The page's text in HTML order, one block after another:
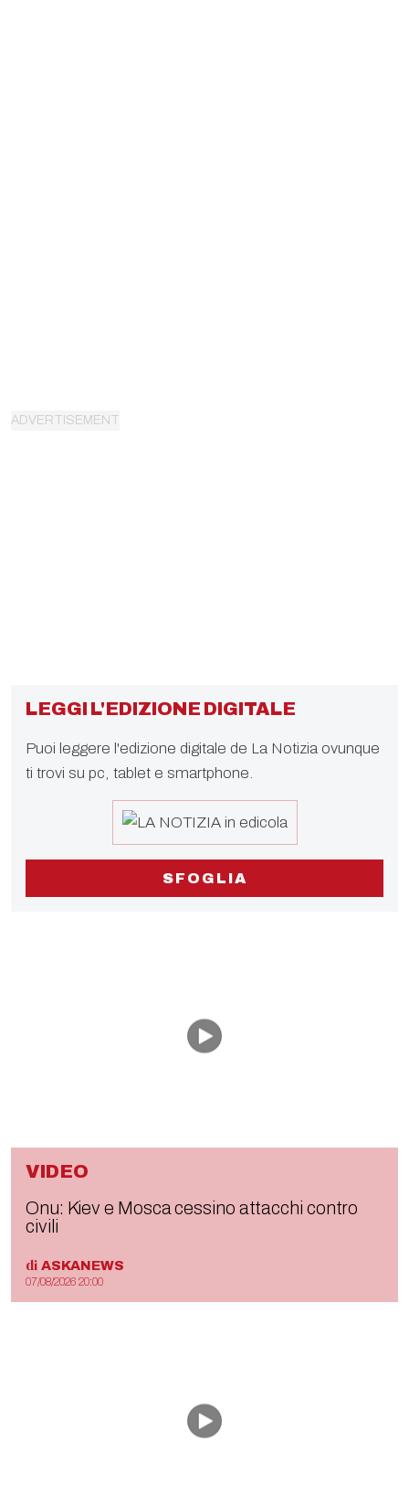
LEGGI L'EDIZIONE DIGITALE
Puoi leggere l'edizione digitale de La Notizia ovunque
ti trovi su pc, tablet e smartphone.
SFOGLIA
VIDEO
Onu: Kiev e Mosca cessino attacchi contro
civili
di ASKANEWS
07/08/2026 20:00